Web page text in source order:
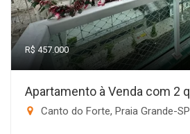
R$ 457.000
Apartamento à Venda com 2
Canto do Forte, Praia Grande-SP